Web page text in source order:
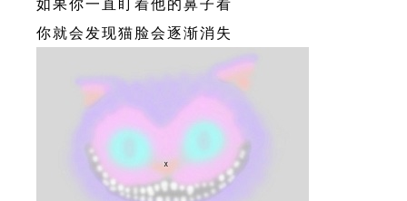
你就会发现猫脸会逐渐消失